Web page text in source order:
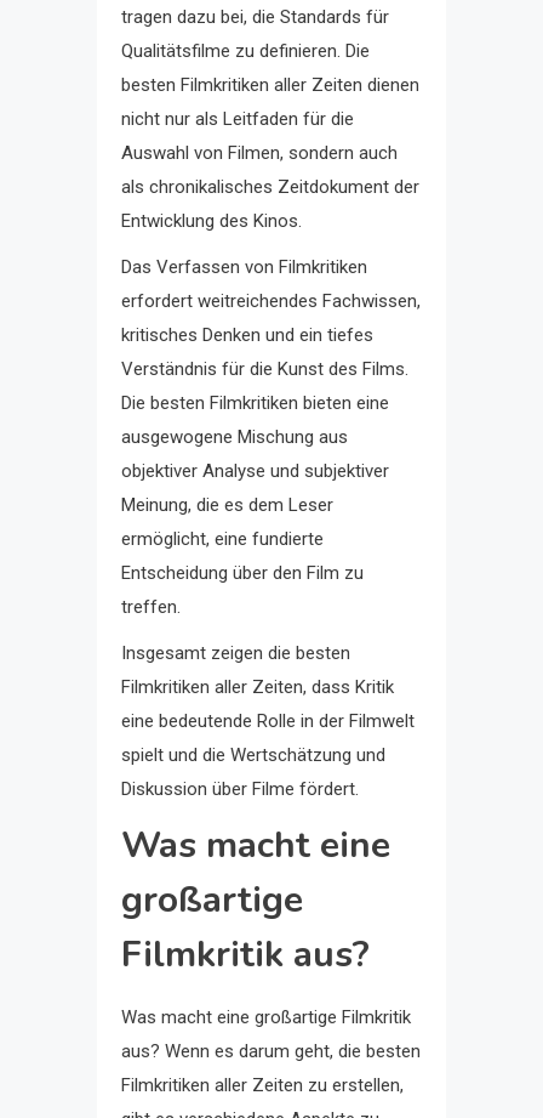
tragen dazu bei, die Standards für
Qualitätsfilme zu definieren. Die
besten Filmkritiken aller Zeiten dienen
nicht nur als Leitfaden für die
Auswahl von Filmen, sondern auch
als chronikalisches Zeitdokument der
Entwicklung des Kinos.
Das Verfassen von Filmkritiken
erfordert weitreichendes Fachwissen,
kritisches Denken und ein tiefes
Verständnis für die Kunst des Films.
Die besten Filmkritiken bieten eine
ausgewogene Mischung aus
objektiver Analyse und subjektiver
Meinung, die es dem Leser
ermöglicht, eine fundierte
Entscheidung über den Film zu
treffen.
Insgesamt zeigen die besten
Filmkritiken aller Zeiten, dass Kritik
eine bedeutende Rolle in der Filmwelt
spielt und die Wertschätzung und
Diskussion über Filme fördert.
Was macht eine
großartige
Filmkritik aus?
Was macht eine großartige Filmkritik
aus? Wenn es darum geht, die besten
Filmkritiken aller Zeiten zu erstellen,